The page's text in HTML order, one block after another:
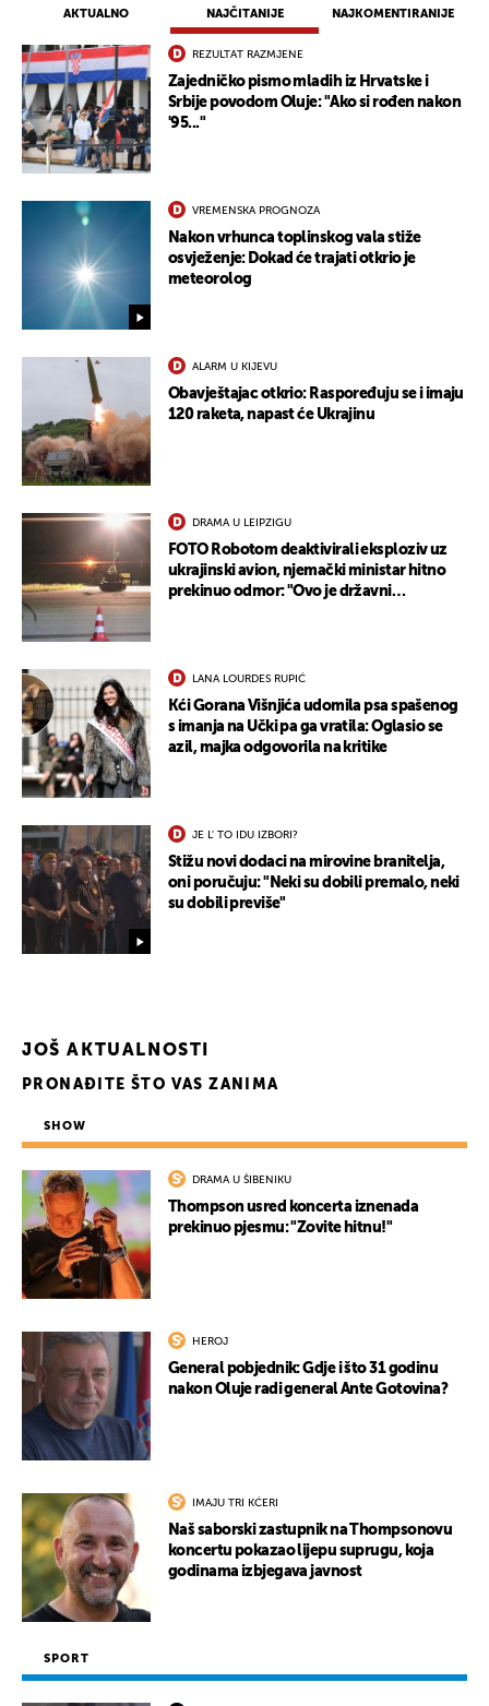
AKTUALNO NAJČITANIJE NAJKOMENTIRANIJE
REZULTAT RAZMJENE
Zajedničko pismo mladih iz Hrvatske i
Srbije povodom Oluje: "Ako si rođen nakon
'95..."
VREMENSKA PROGNOZA
Nakon vrhunca toplinskog vala stiže
osvježenje: Dokad će trajati otkrio je
meteorolog
ALARM U KIJEVU
Obavještajac otkrio: Raspoređuju se i imaju
120 raketa, napast će Ukrajinu
DRAMA U LEIPZIGU
FOTO Robotom deaktivirali eksploziv uz
ukrajinski avion, njemački ministar hitno
prekinuo odmor: "Ovo je državni
LANA LOURDES RUPIĆ
Kći Gorana Višnjića udomila psa spašenog
s imanja na Učki pa ga vratila: Oglasio se
azil, majka odgovorila na kritike
JE L' TO IDU IZBORI?
Stižu novi dodaci na mirovine branitelja,
oni poručuju: "Neki su dobili premalo, neki
su dobili previše"
JOŠ AKTUALNOSTI
PRONAĐITE ŠTO VAS ZANIMA
SHOW
DRAMA U ŠIBENIKU
Thompson usred koncerta iznenada
prekinuo pjesmu: "Zovite hitnu!"
HEROJ
General pobjednik: Gdje i što 31 godinu
nakon Oluje radi general Ante Gotovina?
IMAJU TRI KĆERI
Naš saborski zastupnik na Thompsonovu
koncertu pokazao lijepu suprugu, koja
godinama izbjegava javnost
SPORT
UKLJUČITE NOTIFIKACIJE